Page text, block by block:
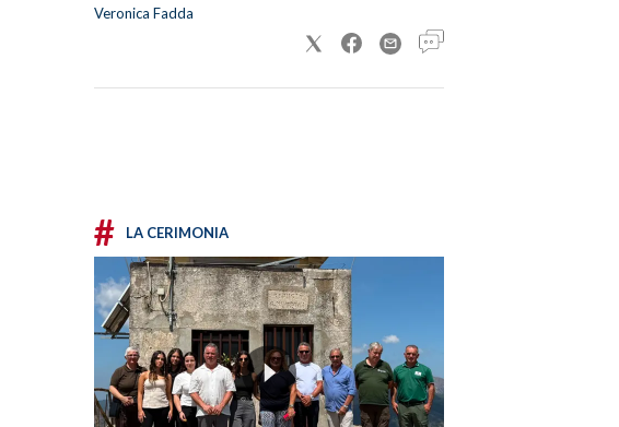
Veronica Fadda
# LA CERIMONIA